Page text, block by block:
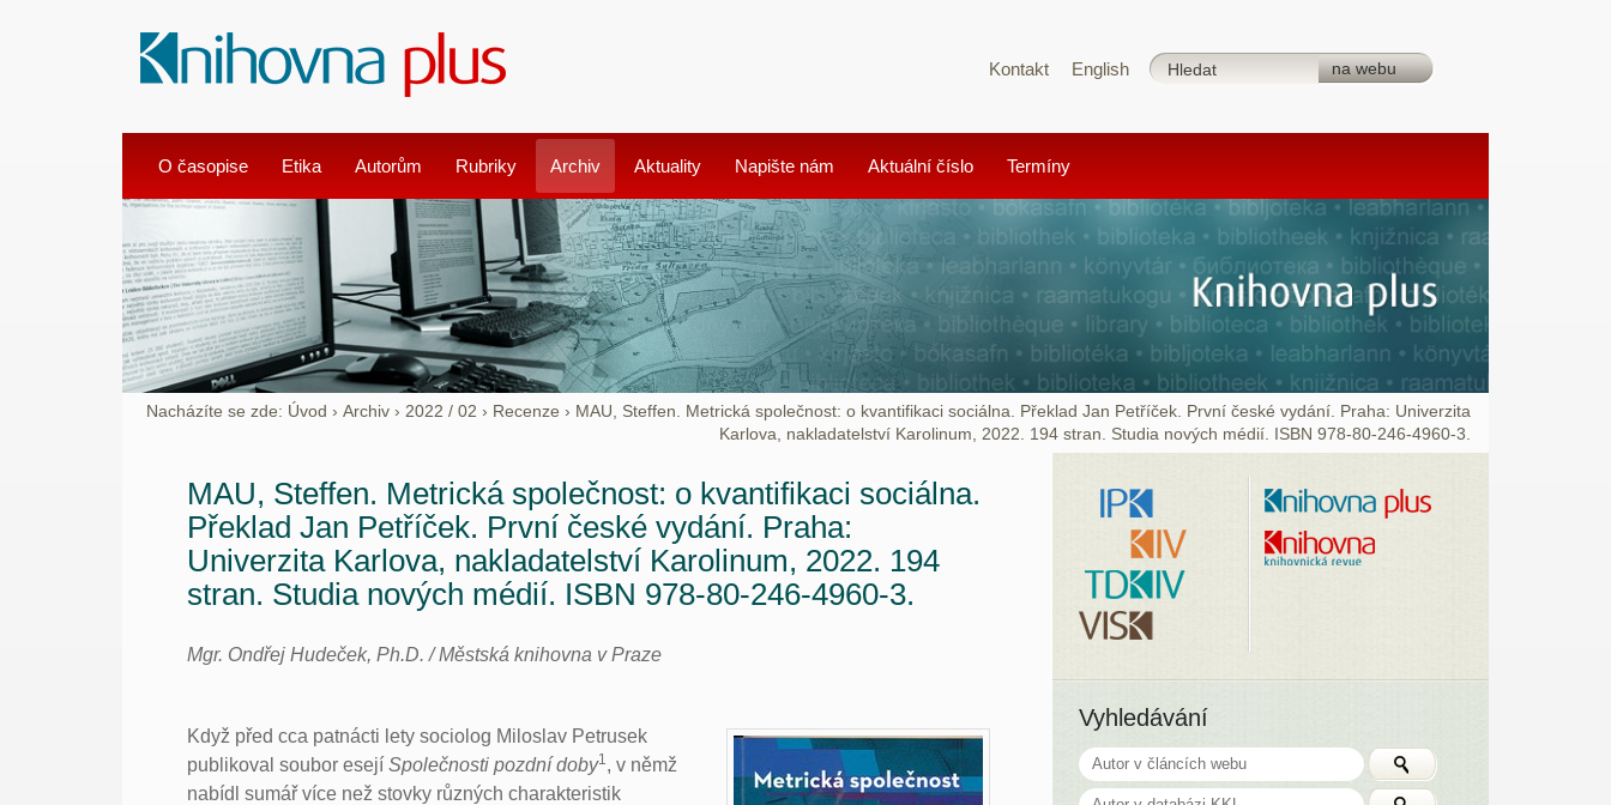
Kontakt English
O časopise Etika Autorům Rubriky Archiv Aktuality Napište nám Aktuální číslo Termíny
Nacházíte se zde: Úvod ›Archiv › 2022 / 02 › Recenze › MAU, Steffen. Metrická společnost: o kvantifikaci sociálna. Překlad Jan Petříček. První české vydání. Praha: Univerzita
Karlova, nakladatelství Karolinum, 2022. 194 stran. Studia nových médií. ISBN 978-80-246-4960-3.
MAU, Steffen. Metrická společnost: o kvantifikaci sociálna.
Překlad Jan Petříček. První české vydání. Praha:
Univerzita Karlova, nakladatelství Karolinum, 2022. 194
stran. Studia nových médií. ISBN 978-80-246-4960-3.
Mgr. Ondřej Hudeček, Ph.D. / Městská knihovna v Praze
Když před cca patnácti lety sociolog Miloslav Petrusek
publikoval soubor esejíSpolečnosti pozdní doby1 , v němž
nabídl sumář více než stovky různých charakteristik
Vyhledávání